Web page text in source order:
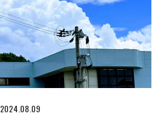
2024.08.09